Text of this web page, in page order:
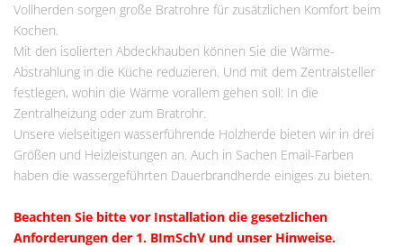
Vollherden sorgen große Bratrohre für zusätzlichen Komfort beim
Kochen.
Mit den isolierten Abdeckhauben können Sie die Wärme-
Abstrahlung in die Küche reduzieren. Und mit dem Zentralsteller
festlegen, wohin die Wärme vorallem gehen soll: In die
Zentralheizung oder zum Bratrohr.
Unsere vielseitigen wasserführende Holzherde bieten wir in drei
Größen und Heizleistungen an. Auch in Sachen Email-Farben
haben die wassergeführten Dauerbrandherde einiges zu bieten.
Beachten Sie bitte vor Installation die gesetzlichen
Anforderungen der 1. BImSchV und unser Hinweise.